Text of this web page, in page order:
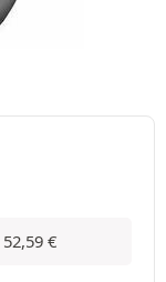
52,59 €